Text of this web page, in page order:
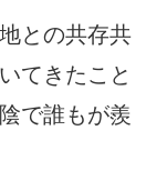
との共存共
てきたこと
で誰もが羨